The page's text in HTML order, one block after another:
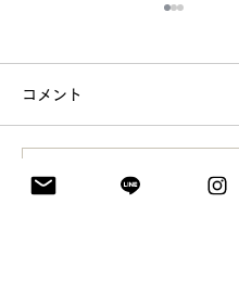
5月25日はコーヒー
コメント
コメントを追加…